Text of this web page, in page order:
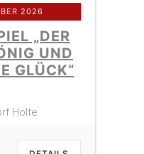
2026
„DER
UND
GLÜCK“
Holte